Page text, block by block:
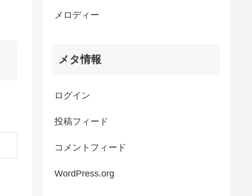
メロディー
メタ情報
ログイン
投稿フィード
コメントフィード
WordPress.org